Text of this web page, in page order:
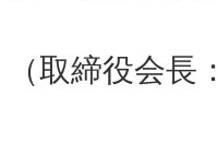
（取締役会